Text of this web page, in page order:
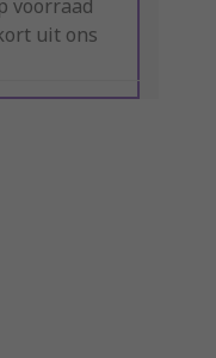
voorraad
uit ons